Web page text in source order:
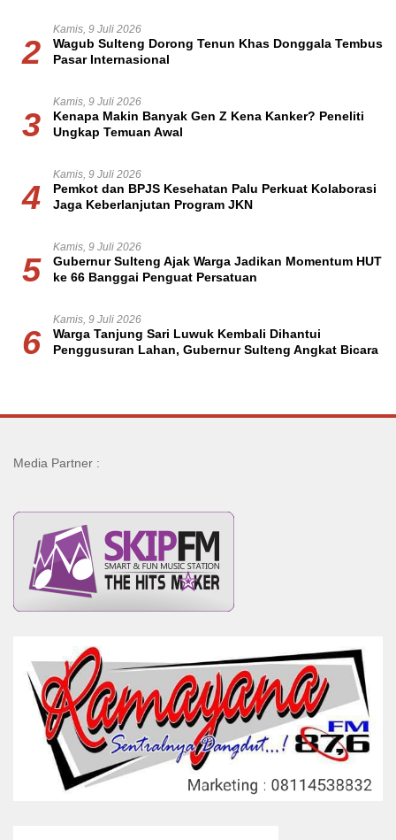
2
Kamis, 9 Juli 2026
Wagub Sulteng Dorong Tenun Khas Donggala Tembus
Pasar Internasional
3
Kamis, 9 Juli 2026
Kenapa Makin Banyak Gen Z Kena Kanker? Peneliti
Ungkap Temuan Awal
4
Kamis, 9 Juli 2026
Pemkot dan BPJS Kesehatan Palu Perkuat Kolaborasi
Jaga Keberlanjutan Program JKN
5
Kamis, 9 Juli 2026
Gubernur Sulteng Ajak Warga Jadikan Momentum HUT
ke 66 Banggai Penguat Persatuan
6
Kamis, 9 Juli 2026
Warga Tanjung Sari Luwuk Kembali Dihantui
Penggusuran Lahan, Gubernur Sulteng Angkat Bicara
Media Partner :